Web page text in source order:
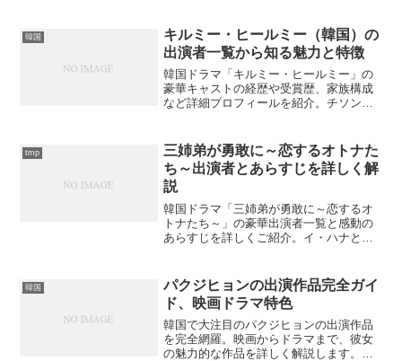
韓国
キルミー・ヒールミー（韓国）の
出演者一覧から知る魅力と特徴
韓国ドラマ「キルミー・ヒールミー」の
豪華キャストの経歴や受賞歴、家族構成
など詳細プロフィールを紹介。チソンの7
た魅力はご存知ですか？
tmp
三姉弟が勇敢に～恋するオトナた
ち～出演者とあらすじを詳しく解
説
韓国ドラマ「三姉弟が勇敢に～恋するオ
トナたち～」の豪華出演者一覧と感動の
あらすじを詳しくご紹介。イ・ハナとイ
感動の物語に出会えるでしょうか？
韓国
パクジヒョンの出演作品完全ガイ
ド、映画ドラマ特色
韓国で大注目のパクジヒョンの出演作品
を完全網羅。映画からドラマまで、彼女
の魅力的な作品を詳しく解説します。あ